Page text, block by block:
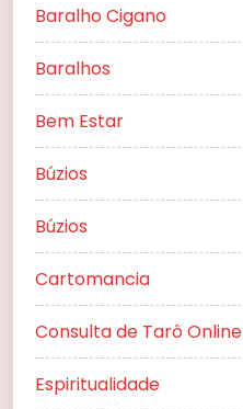
Baralho Cigano
Baralhos
Bem Estar
Búzios
Búzios
Cartomancia
Consulta de Tarô Online
Espiritualidade